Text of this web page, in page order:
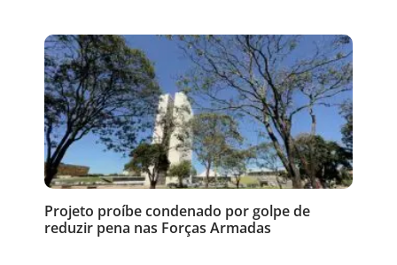
Projeto proíbe condenado por golpe de
reduzir pena nas Forças Armadas